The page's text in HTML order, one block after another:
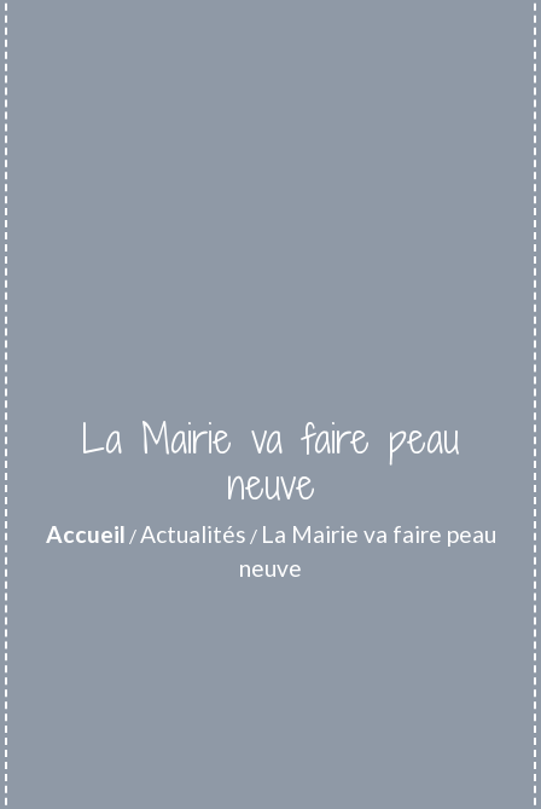
La Mairie va faire peau
neuve
Accueil /Actualités / La Mairie va faire peau
neuve